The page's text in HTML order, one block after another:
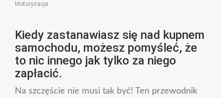
Motoryzacja
Kiedy zastanawiasz się nad kupnem
samochodu, możesz pomyśleć, że
to nic innego jak tylko za niego
zapłacić.
Na szczęście nie musi tak być! Ten przewodnik